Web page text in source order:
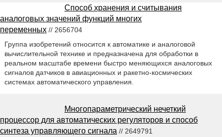
Способ хранения и считывания
аналоговых значений функций многих
переменных // 2656704
Группа изобретений относится к автоматике и аналоговой
вычислительной технике и предназначена для обработки в
реальном масштабе времени быстро меняющихся аналоговых
сигналов датчиков в авиационных и ракетно-космических
системах автоматического управления.
Многопараметрический нечеткий
процессор для автоматических регуляторов и способ
синтеза управляющего сигнала // 2649791